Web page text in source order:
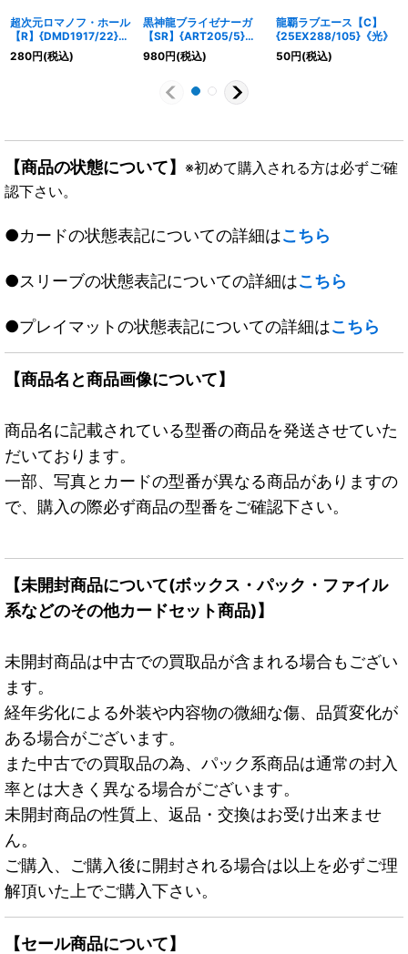
超次元ロマノフ・ホール
【R】{DMD1917/22}
《闇》
280円(税込)
黒神龍ブライゼナーガ
【SR】{ART205/5}
《闇》
980円(税込)
龍覇ラブエース【C】
{25EX288/105}《光》
50円(税込)
【商品の状態について】 ※初めて購入される方は必ずご確
認下さい。
●カードの状態表記についての詳細はこちら
●スリーブの状態表記についての詳細はこちら
●プレイマットの状態表記についての詳細はこちら
【商品名と商品画像について】
商品名に記載されている型番の商品を発送させていた
だいております。
一部、写真とカードの型番が異なる商品がありますの
で、購入の際必ず商品の型番をご確認下さい。
【未開封商品について(ボックス・パック・ファイル
系などのその他カードセット商品)】
未開封商品は中古での買取品が含まれる場合もござい
ます。
経年劣化による外装や内容物の微細な傷、品質変化が
ある場合がございます。
また中古での買取品の為、パック系商品は通常の封入
率とは大きく異なる場合がございます。
未開封商品の性質上、返品・交換はお受け出来ませ
ん。
ご購入、ご購入後に開封される場合は以上を必ずご理
解頂いた上でご購入下さい。
【セール商品について】